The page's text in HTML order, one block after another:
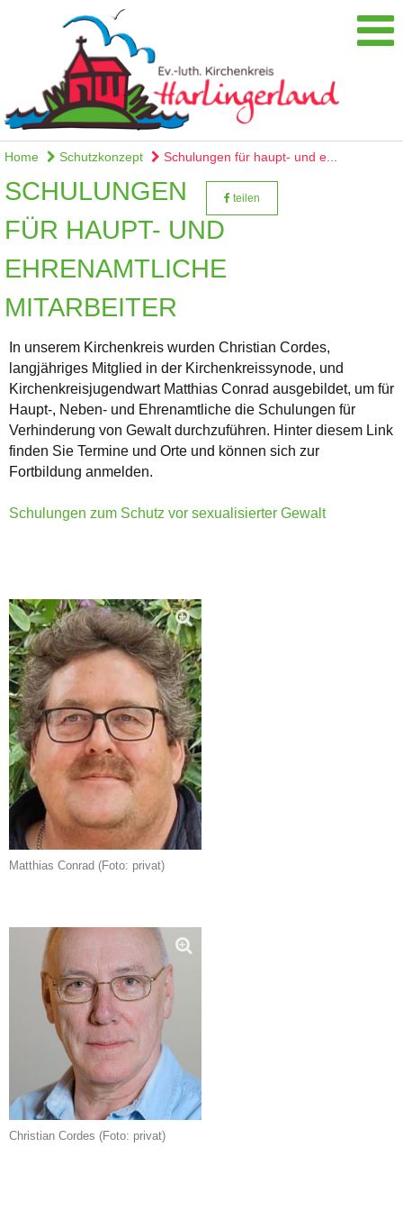
Home Schutzkonzept Schulungen für haupt- und e...
SCHULUNGEN
FÜR HAUPT- UND
EHRENAMTLICHE
MITARBEITER
teilen
In unserem Kirchenkreis wurden Christian Cordes,
langjähriges Mitglied in der Kirchenkreissynode, und
Kirchenkreisjugendwart Matthias Conrad ausgebildet, um für
Haupt-, Neben- und Ehrenamtliche die Schulungen für
Verhinderung von Gewalt durchzuführen. Hinter diesem Link
finden Sie Termine und Orte und können sich zur
Fortbildung anmelden.
Schulungen zum Schutz vor sexualisierter Gewalt
Matthias Conrad (Foto: privat)
Christian Cordes (Foto: privat)